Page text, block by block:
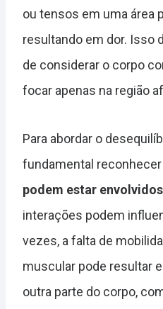
ou tensos em uma área
resultando em dor. Isso
de considerar o corpo
focar apenas na região
Para abordar o
fundamental reconhecer
podem estar envolvidos
interações podem
vezes, a falta de
muscular pode resultar
outra parte do corpo,